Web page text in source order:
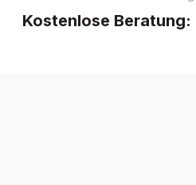
Kostenlose Beratung: